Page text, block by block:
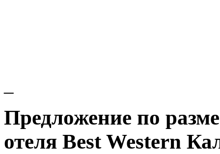
Предложение по
отеля Best Western